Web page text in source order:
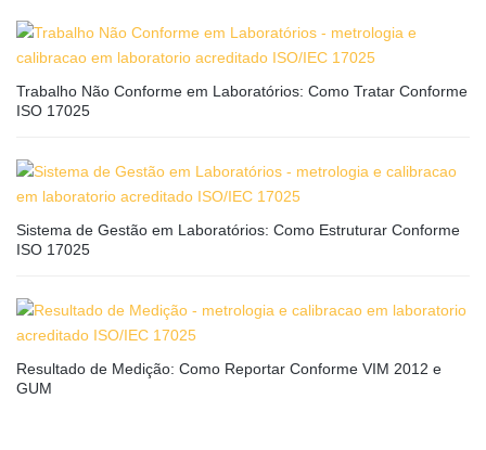
Trabalho Não Conforme em Laboratórios: Como Tratar Conforme
ISO 17025
Sistema de Gestão em Laboratórios: Como Estruturar Conforme
ISO 17025
Resultado de Medição: Como Reportar Conforme VIM 2012 e
GUM